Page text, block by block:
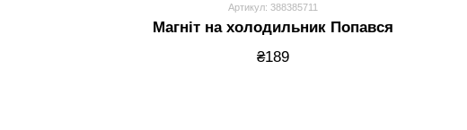
Артикул: 388385711
Магніт на холодильник Попався
₴189